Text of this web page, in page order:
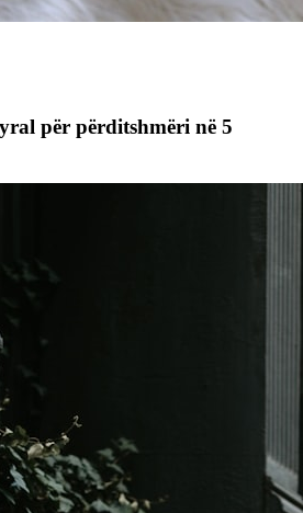
për përditshmëri në 5